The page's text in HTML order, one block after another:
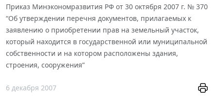
Приказ Минэкономразвития РФ от 30 октября 2007 г. № 370
“Об утверждении перечня документов, прилагаемых к
заявлению о приобретении прав на земельный участок,
который находится в государственной или муниципальной
собственности и на котором расположены здания,
строения, сооружения”
6 декабря 2007